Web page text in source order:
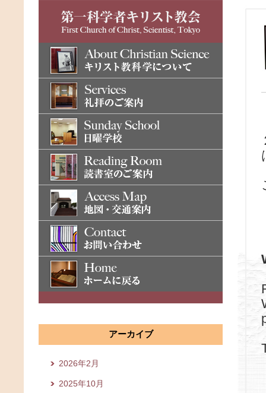
アーカイブ
2026年2月
2025年10月